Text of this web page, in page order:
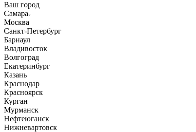
Ваш город
Самара
Москва
Санкт-Петербург
Барнаул
Владивосток
Волгоград
Екатеринбург
Казань
Краснодар
Красноярск
Курган
Мурманск
Нефтеюганск
Нижневартовск